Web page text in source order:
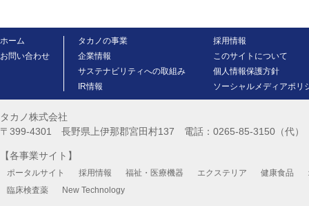
ホーム
お問い合わせ
タカノの事業
企業情報
サステナビリティへの取組み
IR情報
採用情報
このサイトについて
個人情報保護方針
ソーシャルメディアポリ
タカノ株式会社
〒399-4301 長野県上伊那郡宮田村137 電話：0265-85-3150（代
【各事業サイト】
ポータルサイト 採用情報 福祉・医療機器 エクステリア 健康食品
臨床検査薬
New Technology